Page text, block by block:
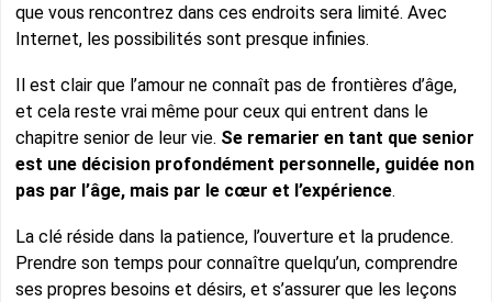
que vous rencontrez dans ces endroits sera limité. Avec
Internet, les possibilités sont presque infinies.
Il est clair que l’amour ne connaît pas de frontières d’âge,
et cela reste vrai même pour ceux qui entrent dans le
chapitre senior de leur vie. Se remarier en tant que senior
est une décision profondément personnelle, guidée non
pas par l’âge, mais par le cœur et l’expérience.
La clé réside dans la patience, l’ouverture et la prudence.
Prendre son temps pour connaître quelqu’un, comprendre
ses propres besoins et désirs, et s’assurer que les leçons